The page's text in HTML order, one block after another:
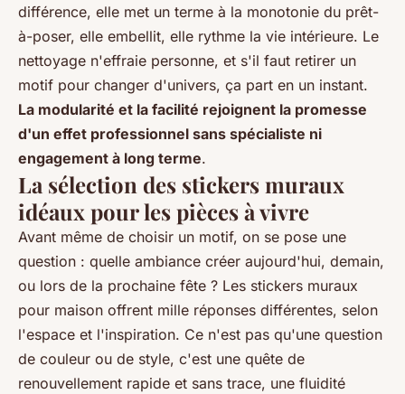
différence, elle met un terme à la monotonie du prêt-
à-poser, elle embellit, elle rythme la vie intérieure. Le
nettoyage n'effraie personne, et s'il faut retirer un
motif pour changer d'univers, ça part en un instant.
La modularité et la facilité rejoignent la promesse
d'un effet professionnel sans spécialiste ni
engagement à long terme.
La sélection des stickers muraux
idéaux pour les pièces à vivre
Avant même de choisir un motif, on se pose une
question : quelle ambiance créer aujourd'hui, demain,
ou lors de la prochaine fête ? Les stickers muraux
pour maison offrent mille réponses différentes, selon
l'espace et l'inspiration. Ce n'est pas qu'une question
de couleur ou de style, c'est une quête de
renouvellement rapide et sans trace, une fluidité